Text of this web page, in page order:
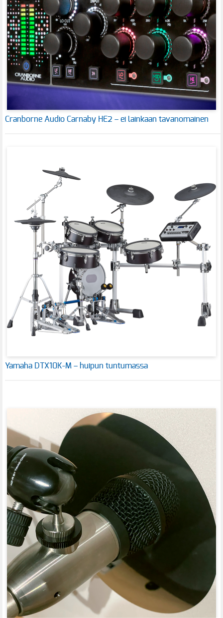
Cranborne Audio Carnaby HE2 – ei lainkaan tavanomainen
Yamaha DTX10K-M – huipun tuntumassa